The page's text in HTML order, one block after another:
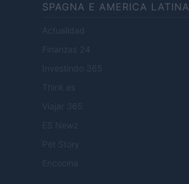
SPAGNA E AMERICA LATINA
Actualidad
Finanzas 24
Investindo 365
Think.es
Viajar 365
ES Newz
Pet Story
Encocina